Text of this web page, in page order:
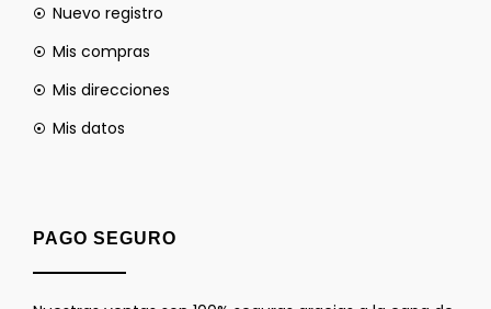
Nuevo registro
Mis compras
Mis direcciones
Mis datos
PAGO SEGURO